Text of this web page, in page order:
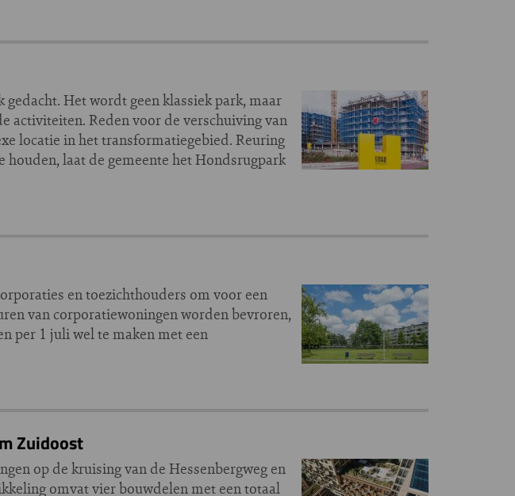
Het wordt geen klassiek park, maar
activiteiten. Reden voor de verschuiving van
locatie in het transformatiegebied. Reuring
laat de gemeente het Hondsrugpark
en toezichthouders om voor een
van corporatiewoningen worden bevroren,
per 1 juli wel te maken met een
Zuidoost
op de kruising van de Hessenbergweg en
omvat vier bouwdelen met een totaal